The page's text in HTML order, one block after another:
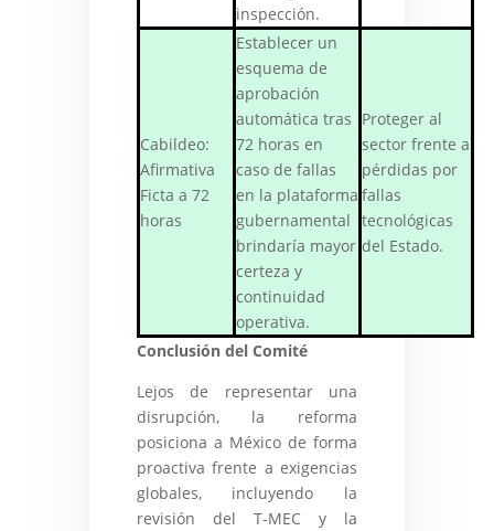
inspección.
Cabildeo:
Afirmativa
Ficta a 72
horas
Establecer un
esquema de
aprobación
automática tras
72 horas en
caso de fallas
en la plataforma
gubernamental
brindaría mayor
certeza y
continuidad
operativa.
Proteger al
sector frente a
pérdidas por
fallas
tecnológicas
del Estado.
Conclusión del Comité
Lejos de representar una
disrupción, la reforma
posiciona a México de forma
proactiva frente a exigencias
globales, incluyendo la
revisión del T-MEC y la